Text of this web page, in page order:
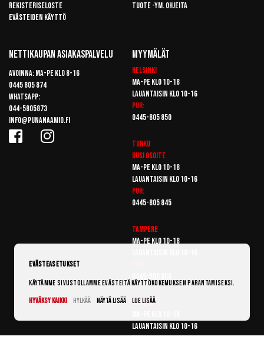
Rekisteriseloste
Evästeiden käyttö
Tuote -ym. ohjeita
Nettikaupan Asiakaspalvelu
Avoinna: Ma-pe klo 8-16
0445 805 874
Whatsapp:
044-5805873
info@punanaamio.fi
Myymälät
Helsinki
Ma-pe klo 10-18
Lauantaisin klo 10-16
Puh:
0445-805 850
Turku
Uusi osoite
Ma-pe klo 10-18
Lauantaisin klo 10-16
Puh:
0445-805 845
Tampere
Ma-pe klo 10-18
Vantaa
Lauantaisin klo 10-16
Puh:
Evästeasetukset
Käytämme sivustollamme evästeitä käyttökokemuksen parantamiseksi.
Hyväksy kaikki
Hylkää Näytä lisää Lue lisää